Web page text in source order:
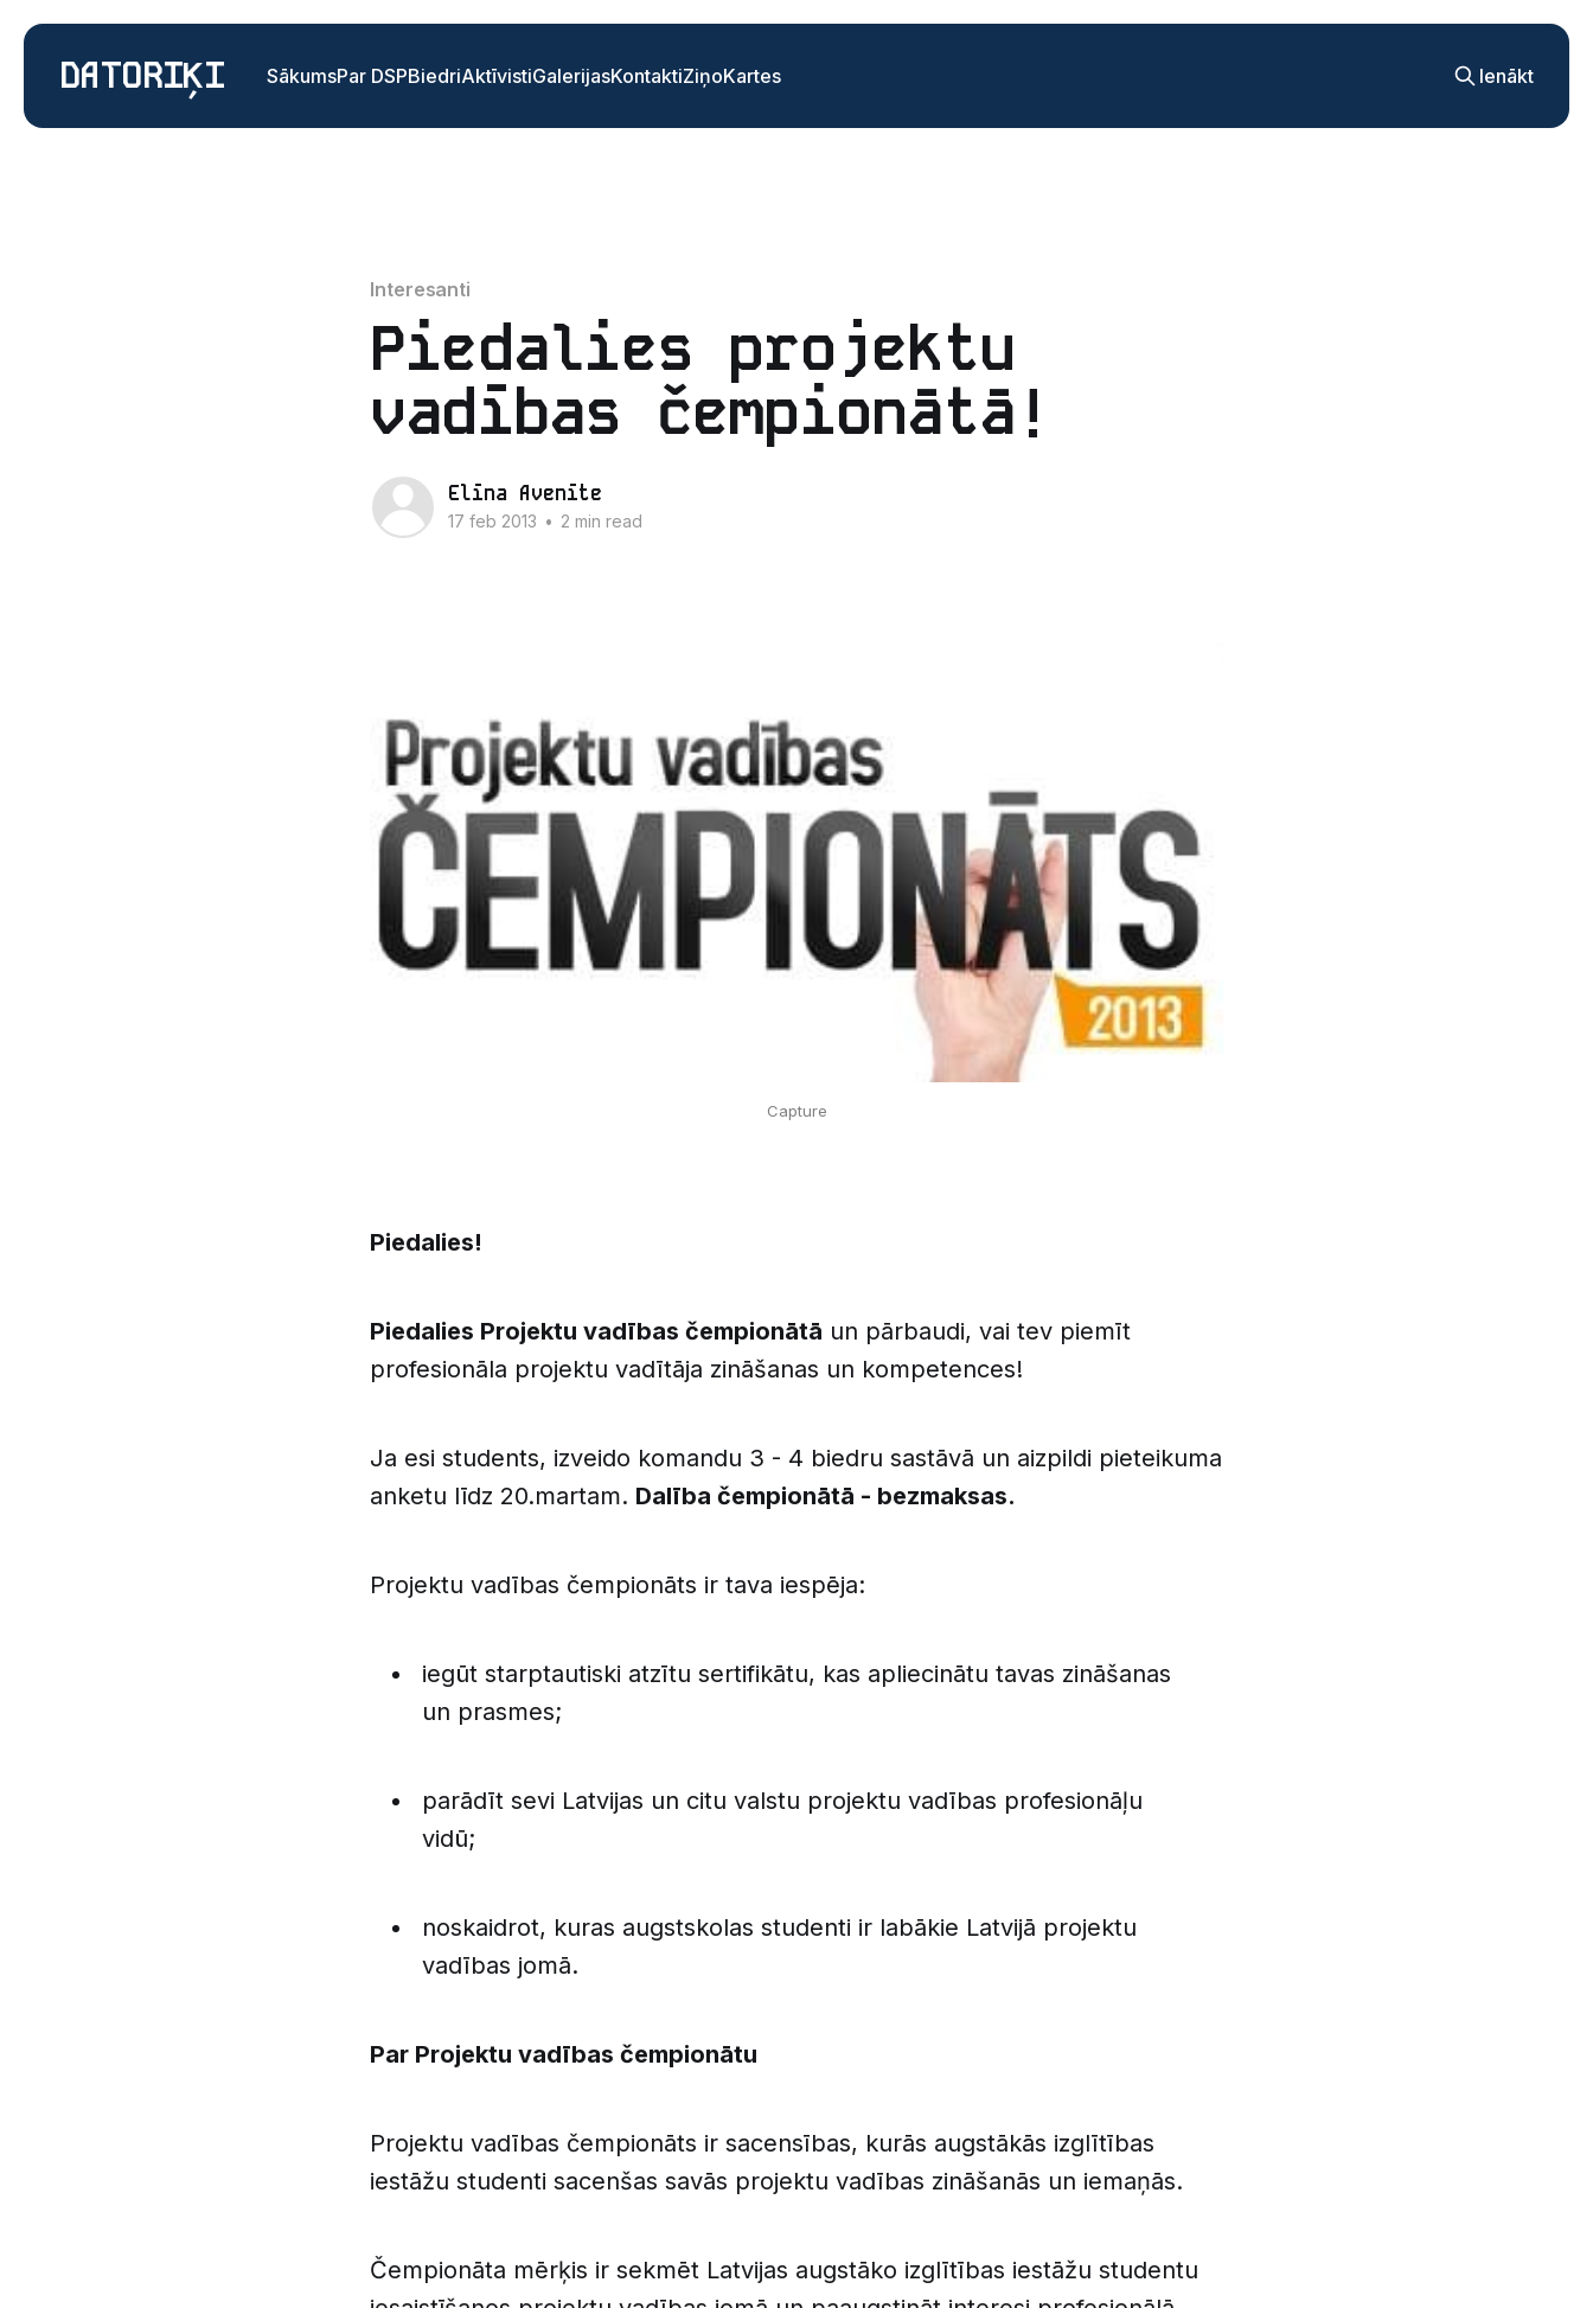
DATORIĶI SākumsPar DSPBiedriAktīvistiGalerijasKontaktiZiņoKartes Ienākt
Interesanti
Piedalies projektu
vadības čempionātā!
Elīna Avenīte
17 feb 2013 • 2 min read
Capture
Piedalies!
Piedalies Projektu vadības čempionātā un pārbaudi, vai tev piemīt
profesionāla projektu vadītāja zināšanas un kompetences!
Ja esi students, izveido komandu 3 - 4 biedru sastāvā un aizpildi pieteikuma
anketu līdz 20.martam. Dalība čempionātā - bezmaksas.
Projektu vadības čempionāts ir tava iespēja:
iegūt starptautiski atzītu sertifikātu, kas apliecinātu tavas zināšanas
un prasmes;
parādīt sevi Latvijas un citu valstu projektu vadības profesionāļu
vidū;
noskaidrot, kuras augstskolas studenti ir labākie Latvijā projektu
vadības jomā.
Par Projektu vadības čempionātu
Projektu vadības čempionāts ir sacensības, kurās augstākās izglītības
iestāžu studenti sacenšas savās projektu vadības zināšanās un iemaņās.
Čempionāta mērķis ir sekmēt Latvijas augstāko izglītības iestāžu studentu